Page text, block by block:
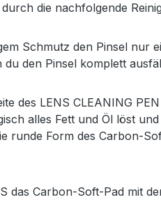
die nachfolgende
Schmutz den Pinsel nur
du den Pinsel komplett
des LENS CLEANING
alles Fett und Öl löst
runde Form des Carbon-
das Carbon-Soft-Pad mit